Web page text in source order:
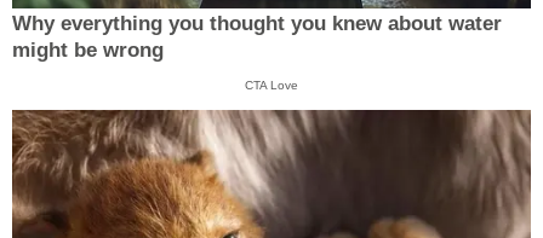
Why everything you thought you knew about water
might be wrong
CTA Love